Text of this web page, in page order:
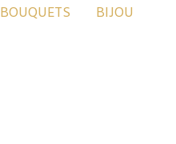
BOUQUETS BIJOU